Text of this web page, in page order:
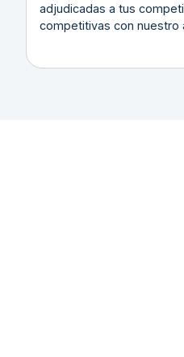
adjudicadas a tus
competitivas con nuestro